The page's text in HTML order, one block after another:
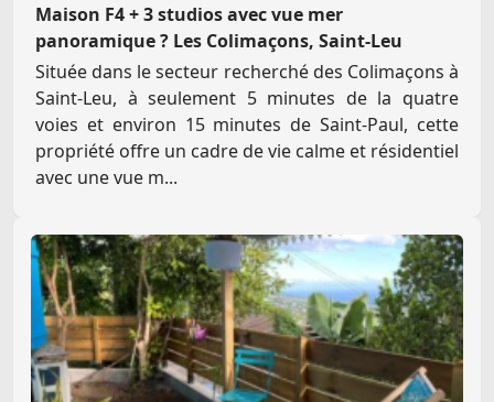
Maison F4 + 3 studios avec vue mer
panoramique ? Les Colimaçons, Saint-Leu
Située dans le secteur recherché des Colimaçons à
Saint-Leu, à seulement 5 minutes de la quatre
voies et environ 15 minutes de Saint-Paul, cette
propriété offre un cadre de vie calme et résidentiel
avec une vue m...